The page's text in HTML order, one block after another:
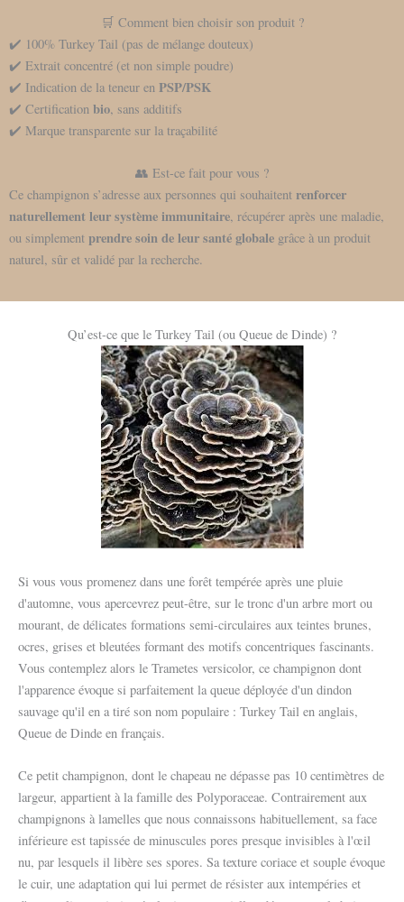
🛒 Comment bien choisir son produit ?
✔️ 100% Turkey Tail (pas de mélange douteux)
✔️ Extrait concentré (et non simple poudre)
✔️ Indication de la teneur en PSP/PSK
✔️ Certification bio, sans additifs
✔️ Marque transparente sur la traçabilité
👥 Est-ce fait pour vous ?
Ce champignon s’adresse aux personnes qui souhaitent renforcer
naturellement leur système immunitaire, récupérer après une maladie,
ou simplement prendre soin de leur santé globale grâce à un produit
naturel, sûr et validé par la recherche.
Qu’est-ce que le Turkey Tail (ou Queue de Dinde) ?
Si vous vous promenez dans une forêt tempérée après une pluie
d'automne, vous apercevrez peut-être, sur le tronc d'un arbre mort ou
mourant, de délicates formations semi-circulaires aux teintes brunes,
ocres, grises et bleutées formant des motifs concentriques fascinants.
Vous contemplez alors le Trametes versicolor, ce champignon dont
l'apparence évoque si parfaitement la queue déployée d'un dindon
sauvage qu'il en a tiré son nom populaire : Turkey Tail en anglais,
Queue de Dinde en français.
Ce petit champignon, dont le chapeau ne dépasse pas 10 centimètres de
largeur, appartient à la famille des Polyporaceae. Contrairement aux
champignons à lamelles que nous connaissons habituellement, sa face
inférieure est tapissée de minuscules pores presque invisibles à l'œil
nu, par lesquels il libère ses spores. Sa texture coriace et souple évoque
le cuir, une adaptation qui lui permet de résister aux intempéries et